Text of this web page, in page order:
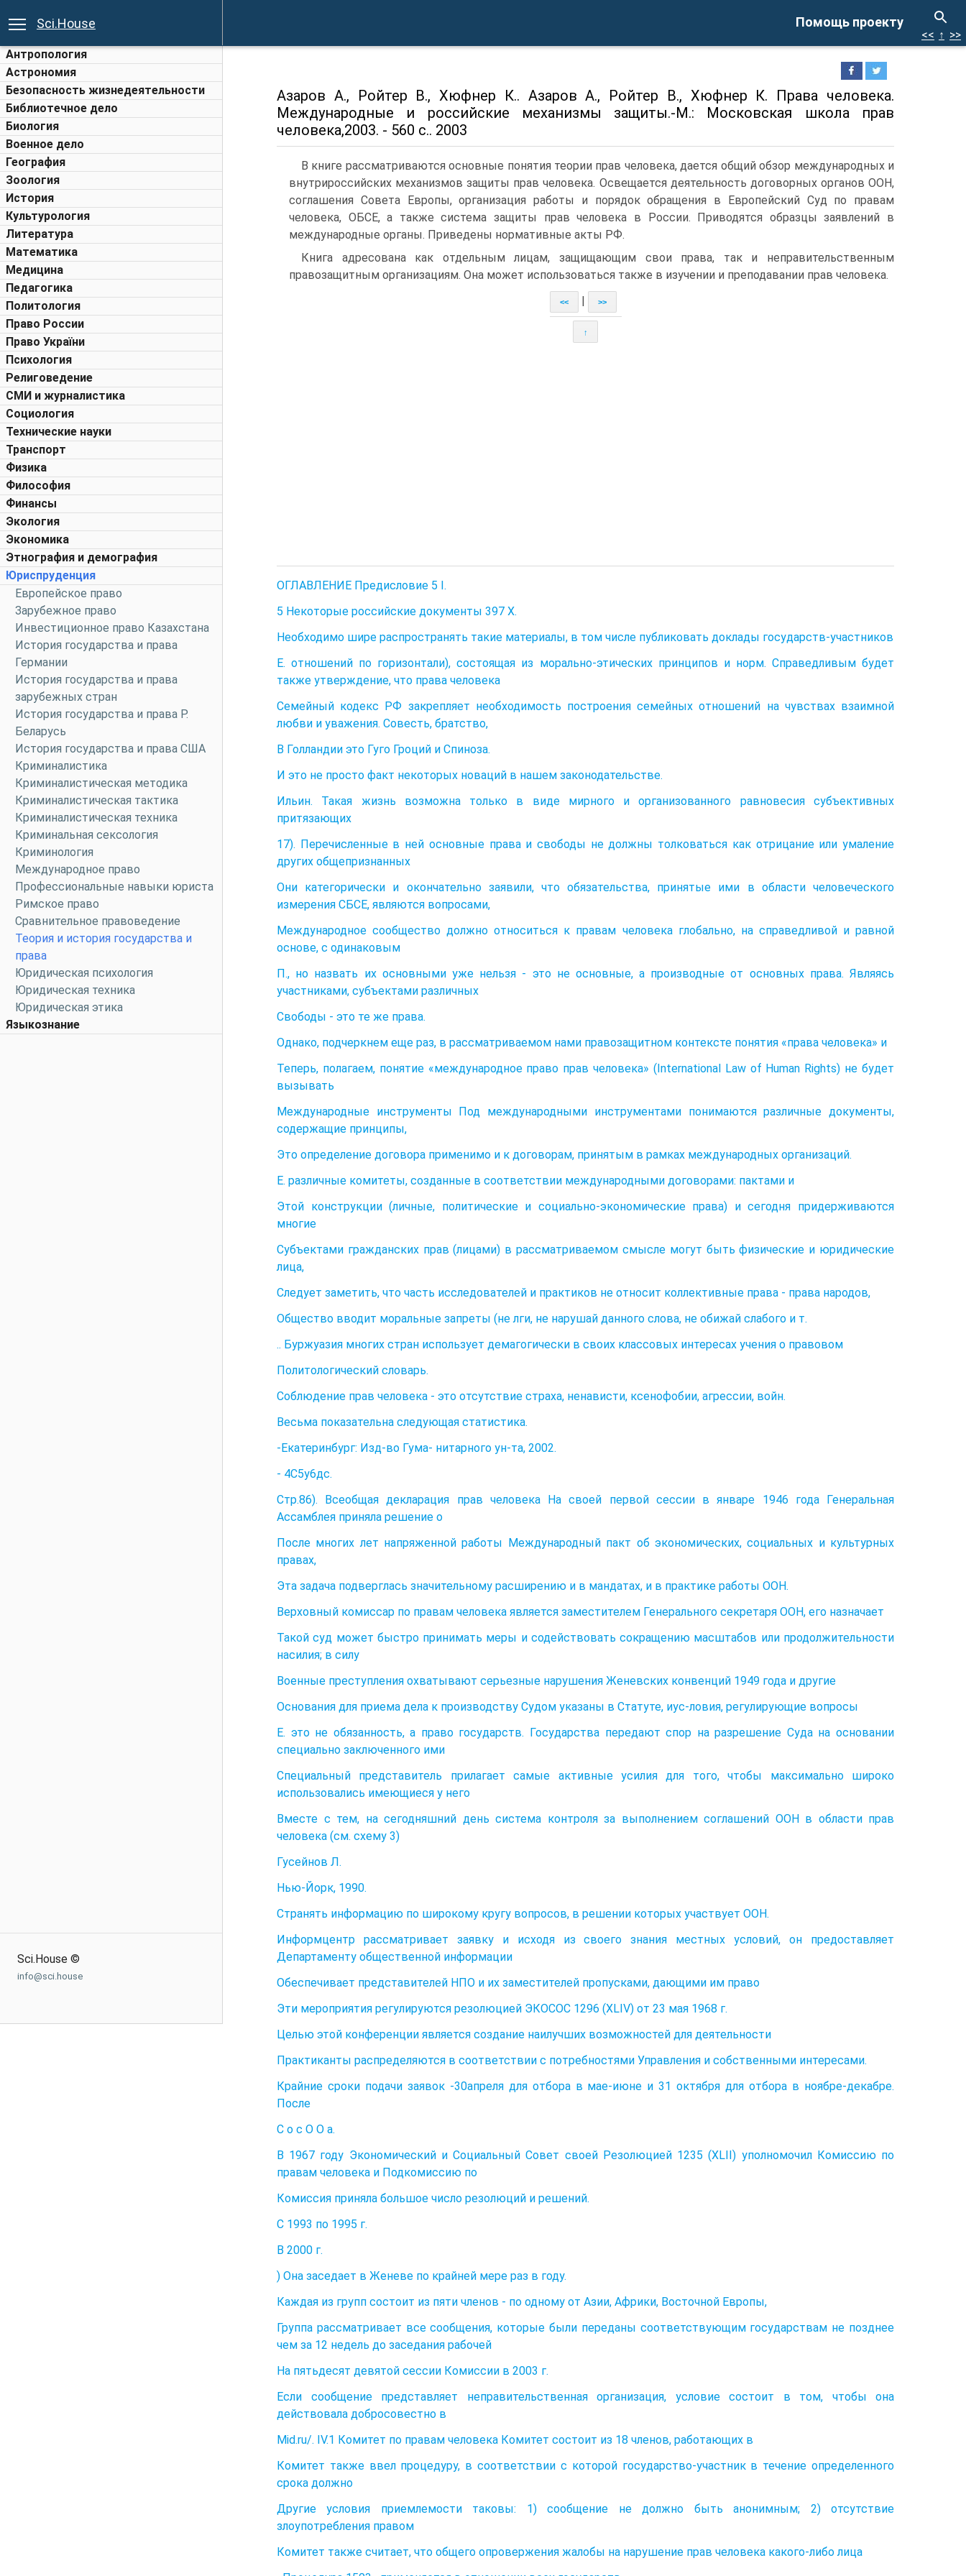
Помощь проекту
Sci.House
Антропология
Астрономия
Безопасность жизнедеятельности
Библиотечное дело
Биология
Военное дело
География
Зоология
История
Культурология
Литература
Математика
Медицина
Педагогика
Политология
Право России
Право України
Психология
Религоведение
СМИ и журналистика
Социология
Технические науки
Транспорт
Физика
Философия
Финансы
Экология
Экономика
Этнография и демография
Юриспруденция
Европейское право
Зарубежное право
Инвестиционное право Казахстана
История государства и права
Германии
История государства и права
зарубежных стран
История государства и права Р.
Беларусь
История государства и права США
Криминалистика
Криминалистическая методика
Криминалистическая тактика
Криминалистическая техника
Криминальная сексология
Криминология
Международное право
Профессиональные навыки юриста
Римское право
Сравнительное правоведение
Теория и история государства и
права
Юридическая психология
Юридическая техника
Юридическая этика
Языкознание
Sci.House ©
info@sci.house
<< ↑ >>
Азаров А., Ройтер В., Хюфнер К.. Азаров А., Ройтер В., Хюфнер К. Права человека.
Международные и российские механизмы защиты.-М.: Московская школа прав
человека,2003. - 560 с.. 2003
В книге рассматриваются основные понятия теории прав человека, дается общий обзор международных и
внутрироссийских механизмов защиты прав человека. Освещается деятельность договорных органов ООН,
соглашения Совета Европы, организация работы и порядок обращения в Европейский Суд по правам
человека, ОБСЕ, а также система защиты прав человека в России. Приводятся образцы заявлений в
международные органы. Приведены нормативные акты РФ.
Книга адресована как отдельным лицам, защищающим свои права, так и неправительственным
правозащитным организациям. Она может использоваться также в изучении и преподавании прав человека.
<< >>
↑
ОГЛАВЛЕНИЕ Предисловие 5 I.
5 Некоторые российские документы 397 X.
Необходимо шире распространять такие материалы, в том числе публиковать доклады государств-участников
Е. отношений по горизонтали), состоящая из морально-этических принципов и норм. Справедливым будет
также утверждение, что права человека
Семейный кодекс РФ закрепляет необходимость построения семейных отношений на чувствах взаимной
любви и уважения. Совесть, братство,
В Голландии это Гуго Гроций и Спиноза.
И это не просто факт некоторых новаций в нашем законодательстве.
Ильин. Такая жизнь возможна только в виде мирного и организованного равновесия субъективных
притязающих
17). Перечисленные в ней основные права и свободы не должны толковаться как отрицание или умаление
других общепризнанных
Они категорически и окончательно заявили, что обязательства, принятые ими в области человеческого
измерения СБСЕ, являются вопросами,
Международное сообщество должно относиться к правам человека глобально, на справедливой и равной
основе, с одинаковым
П., но назвать их основными уже нельзя - это не основные, а производные от основных права. Являясь
участниками, субъектами различных
Свободы - это те же права.
Однако, подчеркнем еще раз, в рассматриваемом нами правозащитном контексте понятия «права человека» и
Теперь, полагаем, понятие «международное право прав человека» (International Law of Human Rights) не будет
вызывать
Международные инструменты Под международными инструментами понимаются различные документы,
содержащие принципы,
Это определение договора применимо и к договорам, принятым в рамках международных организаций.
Е. различные комитеты, созданные в соответствии международными договорами: пактами и
Этой конструкции (личные, политические и социально-экономические права) и сегодня придерживаются
многие
Субъектами гражданских прав (лицами) в рассматриваемом смысле могут быть физические и юридические
лица,
Следует заметить, что часть исследователей и практиков не относит коллективные права - права народов,
Общество вводит моральные запреты (не лги, не нарушай данного слова, не обижай слабого и т.
.. Буржуазия многих стран использует демагогически в своих классовых интересах учения о правовом
Политологический словарь.
Соблюдение прав человека - это отсутствие страха, ненависти, ксенофобии, агрессии, войн.
Весьма показательна следующая статистика.
-Екатеринбург: Изд-во Гума- нитарного ун-та, 2002.
- 4С5у6дс.
Стр.86). Всеобщая декларация прав человека На своей первой сессии в январе 1946 года Генеральная
Ассамблея приняла решение о
После многих лет напряженной работы Международный пакт об экономических, социальных и культурных
правах,
Эта задача подверглась значительному расширению и в мандатах, и в практике работы ООН.
Верховный комиссар по правам человека является заместителем Генерального секретаря ООН, его назначает
Такой суд может быстро принимать меры и содействовать сокращению масштабов или продолжительности
насилия; в силу
Военные преступления охватывают серьезные нарушения Женевских конвенций 1949 года и другие
Основания для приема дела к производству Судом указаны в Статуте, иус-ловия, регулирующие вопросы
Е. это не обязанность, а право государств. Государства передают спор на разрешение Суда на основании
специально заключенного ими
Специальный представитель прилагает самые активные усилия для того, чтобы максимально широко
использовались имеющиеся у него
Вместе с тем, на сегодняшний день система контроля за выполнением соглашений ООН в области прав
человека (см. схему 3)
Гусейнов Л.
Нью-Йорк, 1990.
Странять информацию по широкому кругу вопросов, в решении которых участвует ООН.
Информцентр рассматривает заявку и исходя из своего знания местных условий, он предоставляет
Департаменту общественной информации
Обеспечивает представителей НПО и их заместителей пропусками, дающими им право
Эти мероприятия регулируются резолюцией ЭКОСОС 1296 (XLIV) от 23 мая 1968 г.
Целью этой конференции является создание наилучших возможностей для деятельности
Практиканты распределяются в соответствии с потребностями Управления и собственными интересами.
Крайние сроки подачи заявок -30апреля для отбора в мае-июне и 31 октября для отбора в ноябре-декабре.
После
С о с О О а.
В 1967 году Экономический и Социальный Совет своей Резолюцией 1235 (XLII) уполномочил Комиссию по
правам человека и Подкомиссию по
Комиссия приняла большое число резолюций и решений.
С 1993 по 1995 г.
В 2000 г.
) Она заседает в Женеве по крайней мере раз в году.
Каждая из групп состоит из пяти членов - по одному от Азии, Африки, Восточной Европы,
Группа рассматривает все сообщения, которые были переданы соответствующим государствам не позднее
чем за 12 недель до заседания рабочей
На пятьдесят девятой сессии Комиссии в 2003 г.
Если сообщение представляет неправительственная организация, условие состоит в том, чтобы она
действовала добросовестно в
Mid.ru/. IV.1 Комитет по правам человека Комитет состоит из 18 членов, работающих в
Комитет также ввел процедуру, в соответствии с которой государство-участник в течение определенного
срока должно
Другие условия приемлемости таковы: 1) сообщение не должно быть анонимным; 2) отсутствие
злоупотребления правом
Комитет также считает, что общего опровержения жалобы на нарушение прав человека какого-либо лица